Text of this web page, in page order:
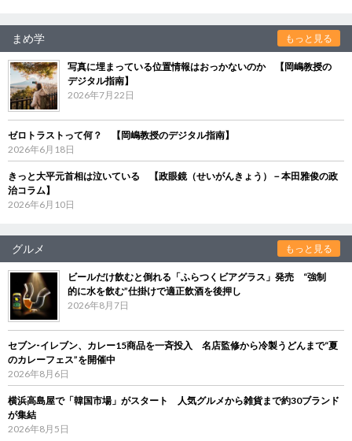
まめ学 もっと見る
写真に埋まっている位置情報はおっかないのか 【岡嶋教授の
デジタル指南】
2026年7月22日
ゼロトラストって何？ 【岡嶋教授のデジタル指南】
2026年6月18日
きっと大平元首相は泣いている 【政眼鏡（せいがんきょう）－本田雅俊の政
治コラム】
2026年6月10日
グルメ もっと見る
ビールだけ飲むと倒れる「ふらつくビアグラス」発売 “強制
的に水を飲む”仕掛けで適正飲酒を後押し
2026年8月7日
セブン‐イレブン、カレー15商品を一斉投入 名店監修から冷製うどんまで“夏
のカレーフェス”を開催中
2026年8月6日
横浜高島屋で「韓国市場」がスタート 人気グルメから雑貨まで約30ブランド
が集結
2026年8月5日